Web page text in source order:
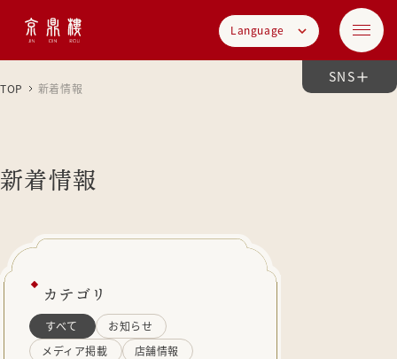
Language
SNS
TOP 新着情報
新着情報
カテゴリ
すべて
お知らせ
メディア掲載
店舗情報